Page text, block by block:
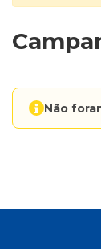
Não